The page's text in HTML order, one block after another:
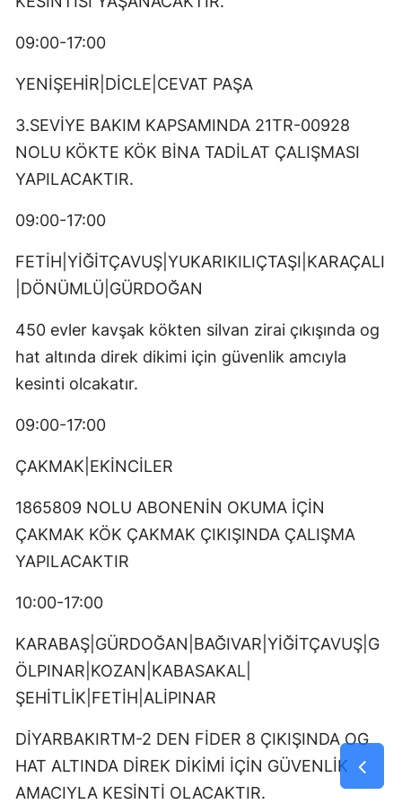
09:00-17:00
YENİŞEHİR|DİCLE|CEVAT PAŞA
3.SEVİYE BAKIM KAPSAMINDA 21TR-00928
NOLU KÖKTE KÖK BİNA TADİLAT ÇALIŞMASI
YAPILACAKTIR.
09:00-17:00
FETİH|YİĞİTÇAVUŞ|YUKARIKILIÇTAŞI|KARAÇALI
|DÖNÜMLÜ|GÜRDOĞAN
450 evler kavşak kökten silvan zirai çıkışında og
hat altında direk dikimi için güvenlik amcıyla
kesinti olcakatır.
09:00-17:00
ÇAKMAK|EKİNCİLER
1865809 NOLU ABONENİN OKUMA İÇİN
ÇAKMAK KÖK ÇAKMAK ÇIKIŞINDA ÇALIŞMA
YAPILACAKTIR
10:00-17:00
KARABAŞ|GÜRDOĞAN|BAĞIVAR|YİĞİTÇAVUŞ|G
ÖLPINAR|KOZAN|KABASAKAL|
ŞEHİTLİK|FETİH|ALİPINAR
DİYARBAKIRTM-2 DEN FİDER 8 ÇIKIŞINDA OG
HAT ALTINDA DİREK DİKİMİ İÇİN GÜVENLİK
AMACIYLA KESİNTİ OLACAKTIR.